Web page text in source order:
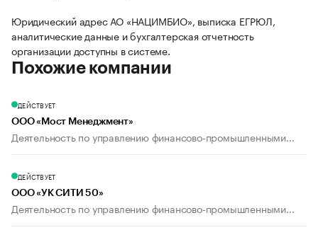
Юридический адрес АО «НАЦИМБИО», выписка ЕГРЮЛ,
аналитические данные и бухгалтерская отчетность
организации доступны в системе.
Похожие компании
ДЕЙСТВУЕТ
ООО «Мост Менеджмент»
Деятельность по управлению финансово-промышленными...
ДЕЙСТВУЕТ
ООО «УК СИТИ 50»
Деятельность по управлению финансово-промышленными...